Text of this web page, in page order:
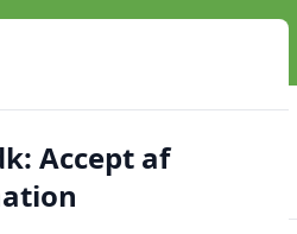
og grej til livet under åben
nethandel
Accept af